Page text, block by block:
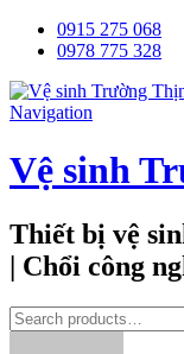
0915 275 068
0978 775 328
Navigation
Vệ sinh
Thiết bị vệ
| Chổi công
Tìm
kiếm: